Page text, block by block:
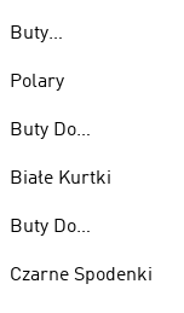
Buty
Polary
Buty Do
Ciężarów
Białe Kurtki
Buty Do
Czarne Spodenki